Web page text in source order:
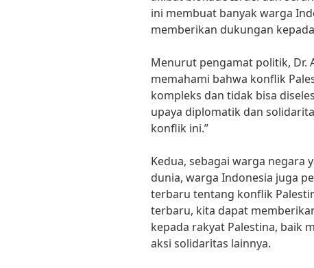
ini membuat banyak warga
memberikan dukungan
Menurut pengamat politik, Dr.
memahami bahwa konflik
kompleks dan tidak bisa
upaya diplomatik dan
konflik ini.”
Kedua, sebagai warga negara
dunia, warga Indonesia juga
terbaru tentang konflik
terbaru, kita dapat
kepada rakyat Palestina, baik
aksi solidaritas lainnya.